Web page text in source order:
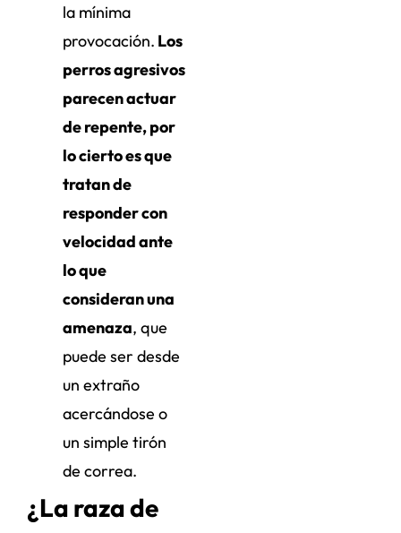
la mínima
provocación. Los
perros agresivos
parecen actuar
de repente, por
lo cierto es que
tratan de
responder con
velocidad ante
lo que
consideran una
amenaza, que
puede ser desde
un extraño
acercándose o
un simple tirón
de correa.
¿La raza de